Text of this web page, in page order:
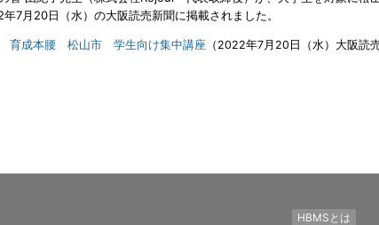
7月20日（水）の大阪読売新聞に掲載されました。
育成本腰 松山市 学生向け集中講座 （2022年7月20日（水）大阪読
HBMSとは